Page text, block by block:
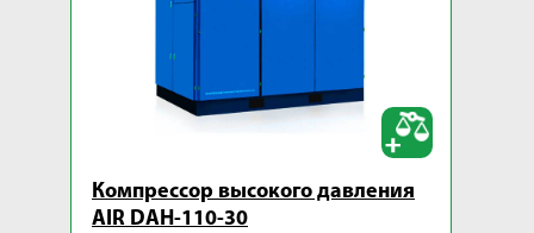
Компрессор высокого давления
AIR DAH-110-30